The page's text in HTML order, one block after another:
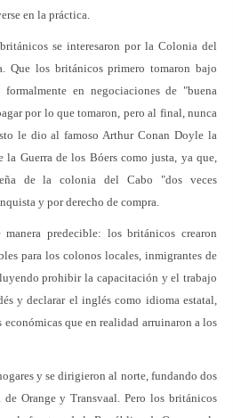
en la práctica.
se interesaron por la Colonia del
Que los británicos primero tomaron bajo
en negociaciones de "buena
por lo que tomaron, pero al final, nunca
le dio al famoso Arthur Conan Doyle la
la Guerra de los Bóers como justa, ya que,
de la colonia del Cabo "dos veces
y por derecho de compra.
predecible: los británicos crearon
para los colonos locales, inmigrantes de
prohibir la capacitación y el trabajo
y declarar el inglés como idioma estatal,
que en realidad arruinaron a los
y se dirigieron al norte, fundando dos
Orange y Transvaal. Pero los británicos